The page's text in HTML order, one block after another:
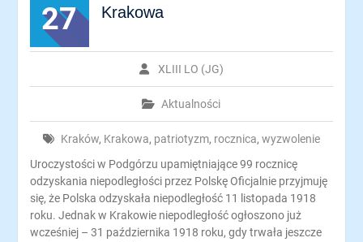
27
Krakowa
XLIII LO (JG)
Aktualności
Kraków, Krakowa, patriotyzm, rocznica, wyzwolenie
Uroczystości w Podgórzu upamiętniające 99 rocznicę
odzyskania niepodległości przez Polskę Oficjalnie przyjmuję
się, że Polska odzyskała niepodległość 11 listopada 1918
roku. Jednak w Krakowie niepodległość ogłoszono już
wcześniej – 31 października 1918 roku, gdy trwała jeszcze